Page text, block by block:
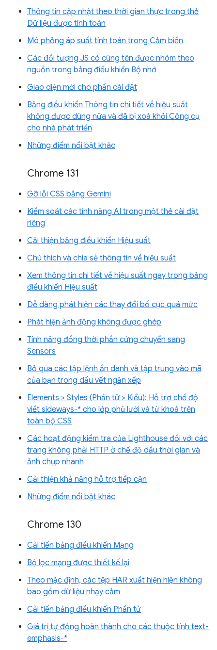
Thông tin cập nhật theo thời gian thực trong thẻ
Dữ liệu được tính toán
Mô phỏng áp suất tính toán trong Cảm biến
Các đối tượng JS có cùng tên được nhóm theo
nguồn trong bảng điều khiển Bộ nhớ
Giao diện mới cho phần cài đặt
Bảng điều khiển Thông tin chi tiết về hiệu suất
không được dùng nữa và đã bị xoá khỏi Công cụ
cho nhà phát triển
Những điểm nổi bật khác
Chrome 131
Gỡ lỗi CSS bằng Gemini
Kiểm soát các tính năng AI trong một thẻ cài đặt
riêng
Cải thiện bảng điều khiển Hiệu suất
Chú thích và chia sẻ thông tin về hiệu suất
Xem thông tin chi tiết về hiệu suất ngay trong bảng
điều khiển Hiệu suất
Dễ dàng phát hiện các thay đổi bố cục quá mức
Phát hiện ảnh động không được ghép
Tính năng đồng thời phần cứng chuyển sang
Sensors
Bỏ qua các tập lệnh ẩn danh và tập trung vào mã
của bạn trong dấu vết ngăn xếp
Elements > Styles (Phần tử > Kiểu): Hỗ trợ chế độ
viết sideways-* cho lớp phủ lưới và từ khoá trên
toàn bộ CSS
Các hoạt động kiểm tra của Lighthouse đối với các
trang không phải HTTP ở chế độ dấu thời gian và
ảnh chụp nhanh
Cải thiện khả năng hỗ trợ tiếp cận
Những điểm nổi bật khác
Chrome 130
Cải tiến bảng điều khiển Mạng
Bộ lọc mạng được thiết kế lại
Theo mặc định, các tệp HAR xuất hiện hiện không
bao gồm dữ liệu nhạy cảm
Cải tiến bảng điều khiển Phần tử
Giá trị tự động hoàn thành cho các thuộc tính text-
emphasis-*